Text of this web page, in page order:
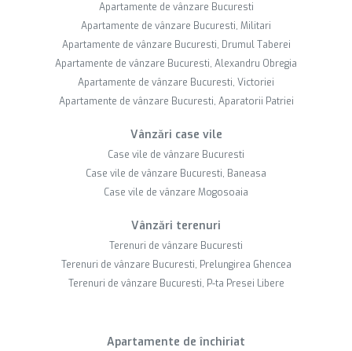
Apartamente de vânzare Bucuresti
Apartamente de vânzare Bucuresti, Militari
Apartamente de vânzare Bucuresti, Drumul Taberei
Apartamente de vânzare Bucuresti, Alexandru Obregia
Apartamente de vânzare Bucuresti, Victoriei
Apartamente de vânzare Bucuresti, Aparatorii Patriei
Vânzări case vile
Case vile de vânzare Bucuresti
Case vile de vânzare Bucuresti, Baneasa
Case vile de vânzare Mogosoaia
Vânzări terenuri
Terenuri de vânzare Bucuresti
Terenuri de vânzare Bucuresti, Prelungirea Ghencea
Terenuri de vânzare Bucuresti, P-ta Presei Libere
Apartamente de închiriat